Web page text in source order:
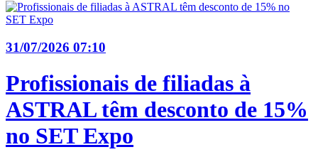
31/07/2026 07:10
Profissionais de filiadas à
ASTRAL têm desconto de 15%
no SET Expo